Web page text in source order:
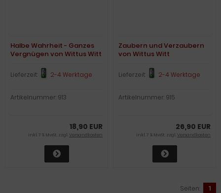
Halbe Wahrheit - Ganzes
Vergnügen von Wittus Witt
Lieferzeit: 2-4 Werktage
Artikelnummer: 913
18,90 EUR
inkl. 7 % MwSt. zzgl.Versandkosten
Zaubern und Verzaubern
von Wittus Witt
Lieferzeit: 2-4 Werktage
Artikelnummer: 915
26,90 EUR
inkl. 7 % MwSt. zzgl.Versandkosten
Seiten: 1